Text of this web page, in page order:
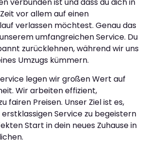
verbunden ist und dass du dich in
vor allem auf einen
verlassen möchtest. Genau das
umfangreichen Service. Du
zurücklehnen, während wir uns
Umzugs kümmern.
legen wir großen Wert auf
Wir arbeiten effizient,
fairen Preisen. Unser Ziel ist es,
Service zu begeistern
Start in dein neues Zuhause in